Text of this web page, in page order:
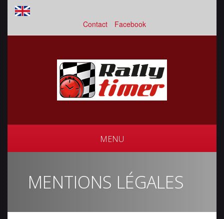
Contact Facebook
MENU
MENTIONS LÉGALES